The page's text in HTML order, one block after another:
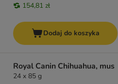
154,81 zł
Dodaj do koszyka
Royal Canin Chihuahua, mus
24 x 85 g